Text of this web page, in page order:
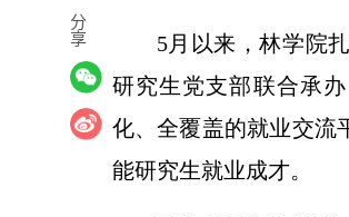
5月以来，林学院
研究生党支部联合承
化、全覆盖的就业交流
能研究生就业成才。
分
享